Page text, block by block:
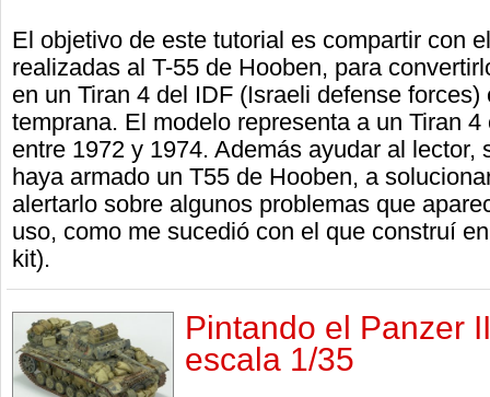
El objetivo de este tutorial es compartir con
realizadas al T-55 de Hooben, para
en un Tiran 4 del IDF (Israeli defense
temprana. El modelo representa a un Tiran
entre 1972 y 1974. Además ayudar al lector,
haya armado un T55 de Hooben, a
alertarlo sobre algunos problemas que
uso, como me sucedió con el que construí
kit).
Pintando el Panzer
escala 1/35